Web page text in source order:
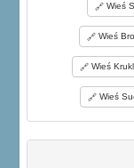
Wieś
Wieś
Wieś
Wieś